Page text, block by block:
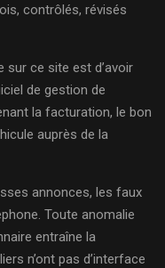
contrôlés, révisés
sur ce site est d’avoir
de gestion de
la facturation, le bon
auprès de la
annonces, les faux
Toute anomalie
entraîne la
n’ont pas d’interface